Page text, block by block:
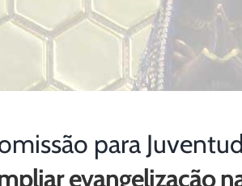
para
evangelização